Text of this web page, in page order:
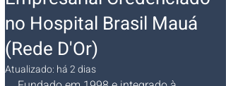
no Hospital Brasil Mauá
(Rede D'Or)
Atualizado: há 2 dias